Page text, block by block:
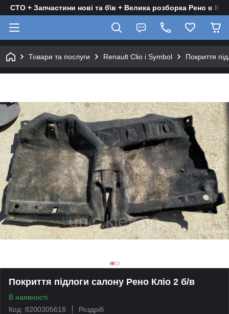
СТО + Запчастини нові та б\в + Велика розборка Рено в
Товари та послуги Renault Clio і Symbol Покриття
Покриття підлоги салону Рено Кліо 2 б/в
В наявності
Код: 8200305618
Роздріб